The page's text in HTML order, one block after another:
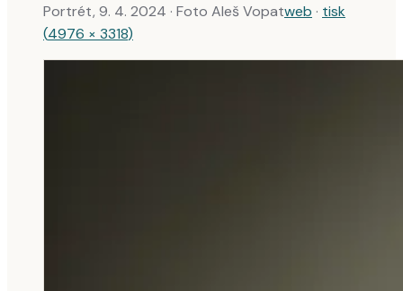
Portrét, 9. 4. 2024 · Foto Aleš Vopatweb · tisk
(4976 × 3318)